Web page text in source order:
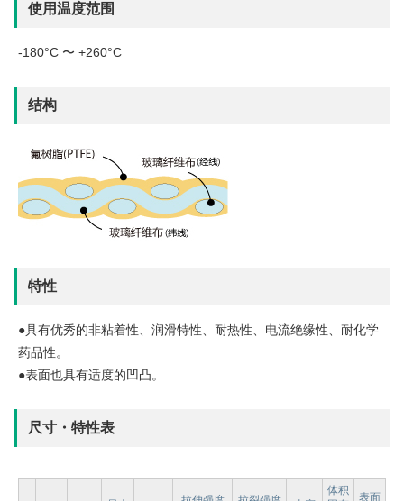
使用温度范围
-180°C 〜 +260°C
结构
特性
●具有优秀的非粘着性、润滑特性、耐热性、电流绝缘性、耐化学
药品性。
●表面也具有适度的凹凸。
尺寸・特性表
体积
表面